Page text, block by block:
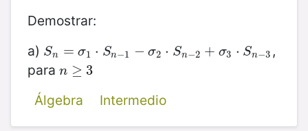
Demostrar:
a) Sn = σ1 ⋅ Sn−1 − σ2 ⋅ Sn−2 + σ3 ⋅ Sn−3
Sn =σ 1⋅S n −1−σ 2⋅ Sn − 2+σ3 ⋅S n− 3
,
para n ≥ 3
n≥3
Álgebra
Intermedio